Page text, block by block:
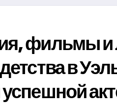
фильмы и
в